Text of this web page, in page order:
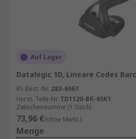
einem breiten Sortiment. Ob Sie
Lagerprozesse optimieren oder
Verkaufsstellen ausstatten
finden Sie die passende Lösung.
Auf Lager
Datalogic 1D, Lineare Codes
RS Best.-Nr. 283-6067
Herst. Teile-Nr. TD1120-BK-65K1
Zwischensumme (1 Stück)
73,96 €(ohne MwSt.)
Menge